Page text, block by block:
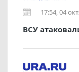
17:54, 04
ВСУ